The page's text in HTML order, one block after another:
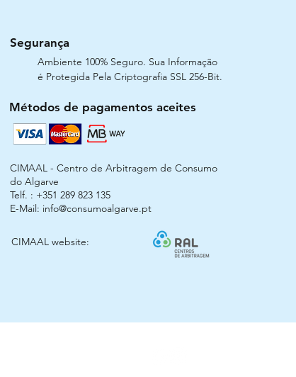
Segurança
Ambiente 100% Seguro. Sua Informação
é Protegida Pela Criptografia SSL 256-Bit.
Métodos de pagamentos aceites
CIMAAL - Centro de Arbitragem de Consumo
do Algarve
Telf. : +351 289 823 135
E-Mail: info@consumoalgarve.pt
CIMAAL website: